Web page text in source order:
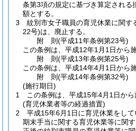
条第3項の規定に基づき算定される
額とする。
3
紋別市女子職員の育児休業に関す
22号)は、廃止する。
附 則(平成11年条例第23号)
この条例は、平成12年1月1日から
附 則(平成13年条例第25号)
この条例は、平成14年4月1日から
附 則(平成14年条例第32号)
(施行期日)
1
この条例は、平成15年4月1日から
(育児休業者等の経過措置)
2
平成15年6月1日に育児休業をし
期末手当に関する育児休業等に関